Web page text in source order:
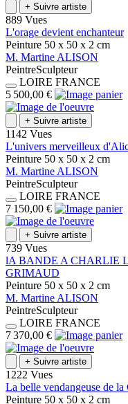
+ Suivre artiste
889 Vues
L'orage devient enchanteur
Peinture 50 x 50 x 2 cm
M. Martine ALISON
PeintreSculpteur
LOIRE FRANCE
5 500,00 €
+ Suivre artiste
1142 Vues
L'univers merveilleux
Peinture 50 x 50 x 2 cm
M. Martine ALISON
PeintreSculpteur
LOIRE FRANCE
7 150,00 €
+ Suivre artiste
739 Vues
lA BANDE A CHARLIE
GRIMAUD
Peinture 50 x 50 x 2 cm
M. Martine ALISON
PeintreSculpteur
LOIRE FRANCE
7 370,00 €
+ Suivre artiste
1222 Vues
La belle vendangeuse de
Peinture 50 x 50 x 2 cm